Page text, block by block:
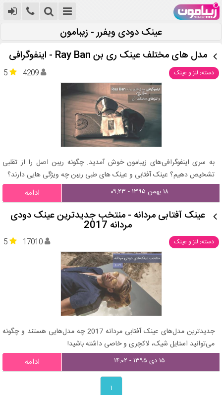
عینک دودی ویفرر - زیبامون
مدل های مختلف عینک ری بن Ray Ban - اینفوگرافی
دسته: لنز و عینک 5 4209
به سری اینفوگرافی‌های زیبامون خوش آمدید. چگونه ریبن اصل را از تقلبی
تشخیص دهیم؟ عینک آفتابی و عینک های طبی ریبن چه ویژگی هایی دارند؟
۱۸ بهمن ۱۳۹۵ - ۰۹:۲۳ ادامه
عینک آفتابی مردانه - منتخب جدیدترین عینک دودی
مردانه 2017
دسته: لنز و عینک 5 17010
جدیدترین مدل‌های عینک آفتابی مردانه 2017 چه مدل‌هایی هستند و چگونه
می‌توانید استایل شیک، لاکچری و خاصی داشته باشید!
۱۵ دی ۱۳۹۵ - ۱۴:۰۲ ادامه
۱